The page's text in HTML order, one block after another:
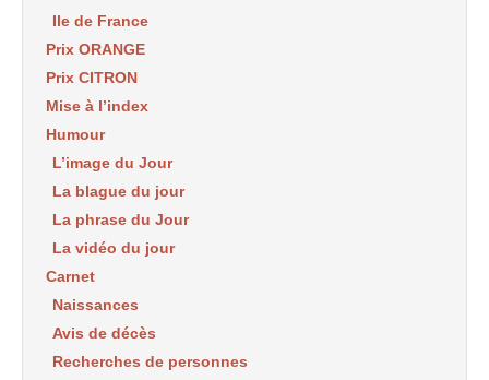
Ile de France
Prix ORANGE
Prix CITRON
Mise à l’index
Humour
L’image du Jour
La blague du jour
La phrase du Jour
La vidéo du jour
Carnet
Naissances
Avis de décès
Recherches de personnes